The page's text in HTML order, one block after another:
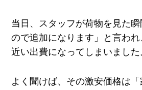
当日、スタッフが荷物を見た
ので追加になります」と言われ
近い出費になってしまいました
よく聞けば、その激安価格は